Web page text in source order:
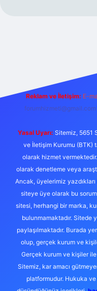
Reklam ve İletişim: E-
forumhizmeti@gmail.com
Yasal Uyarı: Sitemiz, 5651
ve İletişim Kurumu (BTK)
olarak hizmet
olarak denetleme veya
Ancak, üyelerimiz
siteye üye olarak bu
sitesi, herhangi bir marka,
bulunmamaktadır. Sitede
paylaşılmaktadır. Burada
olup, gerçek kurum ve
Gerçek kurum ve kişiler
Sitemiz, kar amacı
platformudur. Hukuka